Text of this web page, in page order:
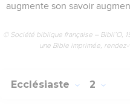
augmente son savoir
© Société biblique française – Bibli’O,
une Bible imprimée,
Ecclésiaste 2